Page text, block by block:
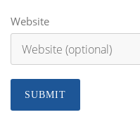
Website